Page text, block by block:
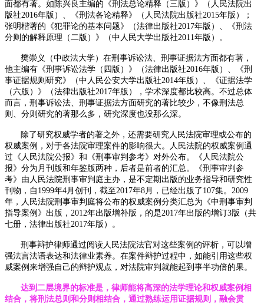
面都有著。如陈兴良主编的《刑法总论精释（三版）》（人民法院出
版社2016年版）、《刑法各论精释》（人民法院出版社2015年版）；
张明楷著的《犯罪论的基本问题》（法律出版社2017年版）、《刑法
分则的解释原理（二版）》（中人民大学出版社2011 年版）。
樊崇义（中政法大学）在刑事诉讼法、刑事证据法方面都有著，
他主编有《刑事诉讼法学（四版）》（法律出版社2016年版）、《刑
事证据规则研究》（中人民公安大学出版社2014年版）、《证据法学
（六版）》（法律出版社2017年版），学术深度都比较高。不过总体
而言，刑事诉讼法、刑事证据法方面研究的著比较少，不像刑法总
则、分则研究的著那么多，研究深度也没那么深。
除了研究权威学者的著之外，还需要研究人民法院审理或公布的
权威案例，对于各法院审理案件的影响很大。人民法院的权威案例通
过《人民法院公报》和《刑事审判参考》对外公布。《人民法院公
报》分为月刊版和年鉴版两种，后者是前者的汇总。《刑事审判参
考》由人民法院刑事审判庭主办，是不定期出版的业务指导和研究性
刊物，自 1999年4 月创刊，截至 2017年8 月，已经出版了 107集。 2009
年，人民法院刑事审判庭将公布的权威案例分类汇总为《中刑事审判
指导案例》出版， 2012年出版增补版，的是2017年出版的增订3版（共
七册，法律出版社2017年版）。
刑事辩护律师通过阅读人民法院法官对这些案例的评析，可以增
强法言法语表达和法律业素养。在案件辩护过程中，如能引用这些权
威案例来增强自己的辩护观点，对法院审判就能起到事半功倍的果。
达到二层境界的标准是，律师能将高深的法学理论和权威案例相
结合，将刑法总则和分则相结合，通过熟练运用证据规则，融会贯